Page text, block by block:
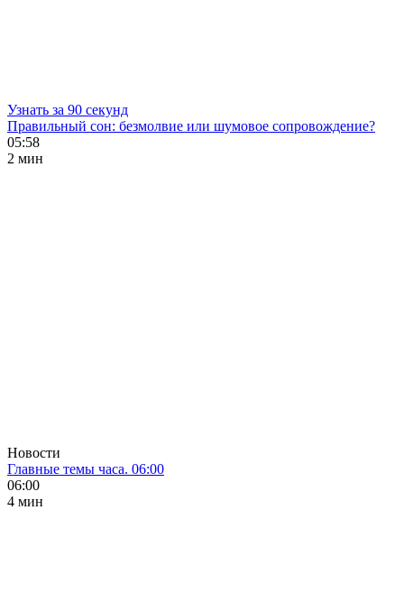
Узнать за 90 секунд
Правильный сон: безмолвие или шумовое сопровождение?
05:58
2 мин
Новости
Главные темы часа. 06:00
06:00
4 мин